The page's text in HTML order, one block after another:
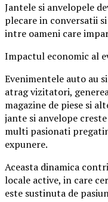
Jantele si anvelopele
plecare in conversatii
intre oameni care
Impactul economic al
Evenimentele auto au
atrag vizitatori,
magazine de piese si
jante si anvelope
multi pasionati
expunere.
Aceasta dinamica
locale active, in care
este sustinuta de